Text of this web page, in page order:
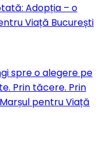
Adopția – o
Viață București
spre o alegere pe
Prin tăcere. Prin
pentru Viață